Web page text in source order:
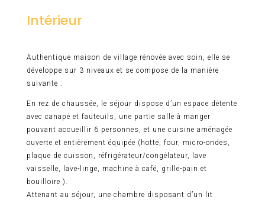
Intérieur
Authentique maison de village rénovée avec soin, elle se
développe sur 3 niveaux et se compose de la manière
suivante :
En rez de chaussée, le séjour dispose d’un espace détente
avec canapé et fauteuils, une partie salle à manger
pouvant accueillir 6 personnes, et une cuisine aménagée
ouverte et entièrement équipée (hotte, four, micro-ondes,
plaque de cuisson, réfrigérateur/congélateur, lave
vaisselle, lave-linge, machine à café, grille-pain et
bouilloire ).
Attenant au séjour, une chambre disposant d’un lit